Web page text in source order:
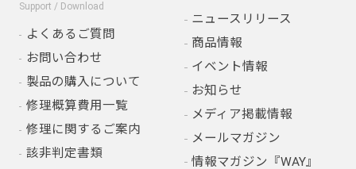
Support / Download
よくあるご質問
お問い合わせ
製品の購入について
修理概算費用一覧
修理に関するご案内
該非判定書類
ニュースリリース
商品情報
イベント情報
お知らせ
メディア掲載情報
メールマガジン
情報マガジン『WAY』